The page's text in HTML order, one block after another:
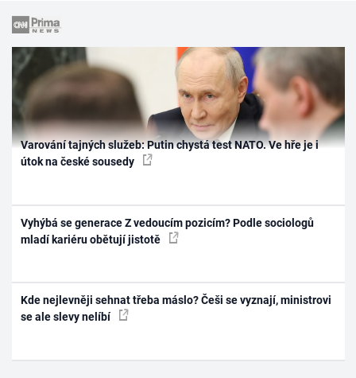
Varování tajných služeb: Putin chystá test NATO. Ve hře je i
útok na české sousedy
Vyhýbá se generace Z vedoucím pozicím? Podle sociologů
mladí kariéru obětují jistotě
Kde nejlevněji sehnat třeba máslo? Češi se vyznají, ministrovi
se ale slevy nelíbí